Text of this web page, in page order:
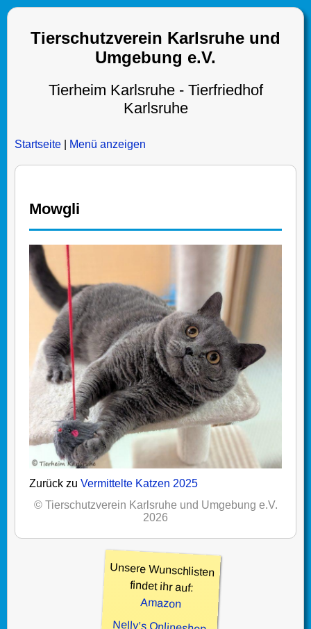
Tierschutzverein Karlsruhe und
Umgebung e.V.
Tierheim Karlsruhe - Tierfriedhof
Karlsruhe
Startseite Menü anzeigen
Mowgli
Zurück zu Vermittelte Katzen 2025
© Tierschutzverein Karlsruhe und Umgebung e.V.
2026
Unsere Wunschlisten
findet ihr auf:
Amazon